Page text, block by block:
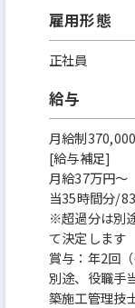
雇用形態
正社員
給与
月給制
[給与補足]
月給37万円～
当35時間分/
※超過分は別
て決定します
賞与：年2回（
別途、役職手
築施工管理技士